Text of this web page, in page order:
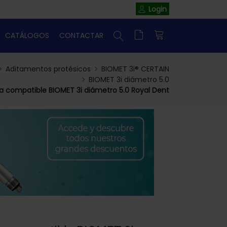
Login
CATÁLOGOS CONTACTAR
Aditamentos protésicos
BIOMET 3i® CERTAIN
BIOMET 3i diámetro 5.0
BIOMET 3i diámetro 5.0 Royal Dent